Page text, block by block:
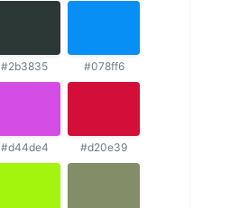
#2b3835 #078ff6
#d44de4 #d20e39